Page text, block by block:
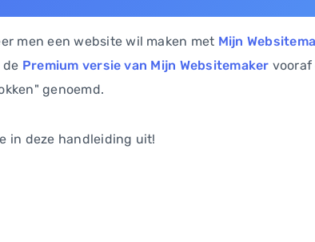
men een website wil maken met Mijn
de Premium versie van Mijn Websitemaker vooraf
genoemd.
in deze handleiding uit!